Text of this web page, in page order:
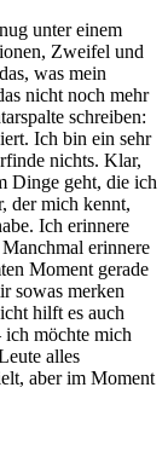
unter einem
Zweifel und
was mein
nicht noch mehr
schreiben:
Ich bin ein sehr
nichts. Klar,
Dinge geht, die ich
der mich kennt,
Ich erinnere
erinnere
Moment gerade
sowas merken
hilft es auch
möchte mich
alles
aber im Moment